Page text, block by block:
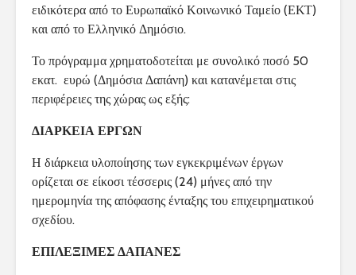
ειδικότερα από το Ευρωπαϊκό Κοινωνικό Ταμείο (ΕΚΤ)
και από το Ελληνικό Δημόσιο.
Το πρόγραμμα χρηματοδοτείται με συνολικό ποσό 50
εκατ. ευρώ (Δημόσια Δαπάνη) και κατανέμεται στις
περιφέρειες της χώρας ως εξής:
ΔΙΑΡΚΕΙΑ ΕΡΓΩΝ
Η διάρκεια υλοποίησης των εγκεκριμένων έργων
ορίζεται σε είκοσι τέσσερις (24) μήνες από την
ημερομηνία της απόφασης ένταξης του επιχειρηματικού
σχεδίου.
ΕΠΙΛΕΞΙΜΕΣ ΔΑΠΑΝΕΣ